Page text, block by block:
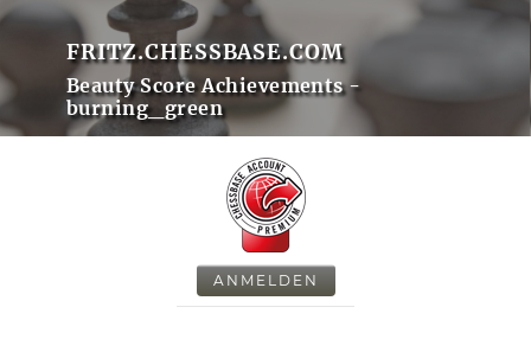
FRITZ.CHESSBASE.COM
Beauty Score Achievements -
burning_green
ANMELDEN